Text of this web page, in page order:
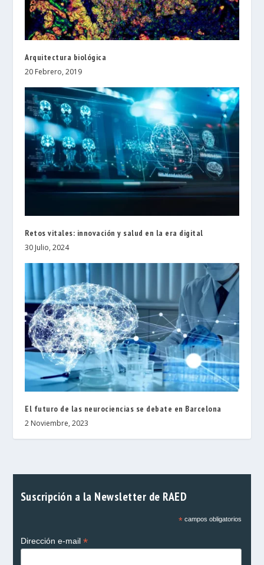
Arquitectura biológica
20 Febrero, 2019
Retos vitales: innovación y salud en la era digital
30 Julio, 2024
El futuro de las neurociencias se debate en Barcelona
2 Noviembre, 2023
Suscripción a la Newsletter de RAED
*campos obligatorios
Dirección e-mail *